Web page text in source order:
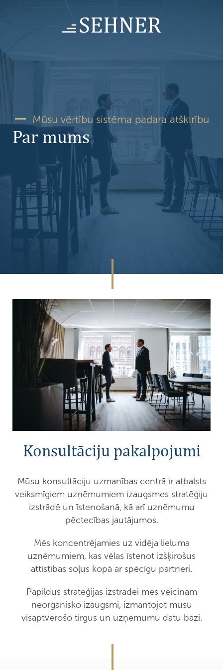
Mūsu vērtību sistēma padara atšķirību
Par mums
Konsultāciju pakalpojumi
Mūsu konsultāciju uzmanības centrā ir atbalsts
veiksmīgiem uzņēmumiem izaugsmes stratēģiju
izstrādē un īstenošanā, kā arī uzņēmumu
pēctecības jautājumos.
Mēs koncentrējamies uz vidēja lieluma
uzņēmumiem, kas vēlas īstenot izšķirošus
attīstības soļus kopā ar spēcīgu partneri.
Papildus stratēģijas izstrādei mēs veicinām
neorganisko izaugsmi, izmantojot mūsu
visaptverošo tirgus un uzņēmumu datu bāzi.